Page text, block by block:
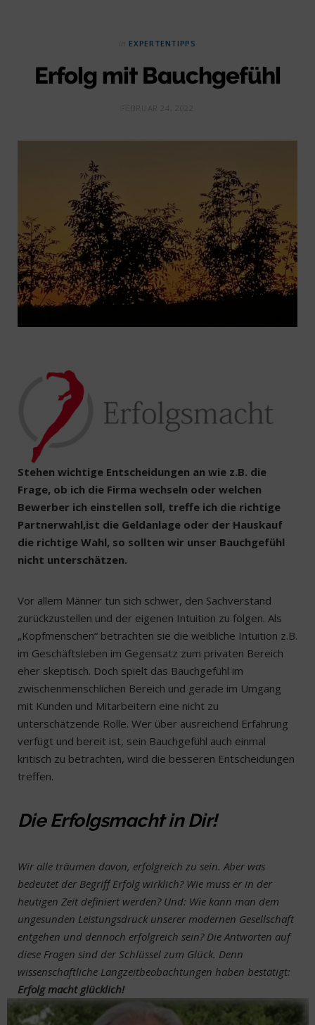
EXPERTENTIPPS
Erfolg mit Bauchgefühl
Stehen wichtige Entscheidungen an wie z.B. die
Frage, ob ich die Firma wechseln oder welchen
Bewerber ich einstellen soll, treffe ich die richtige
Partnerwahl,ist die Geldanlage oder der Hauskauf
die richtige Wahl, so sollten wir unser Bauchgefühl
nicht unterschätzen.
Vor allem Männer tun sich schwer, den Sachverstand
zurückzustellen und der eigenen Intuition zu folgen. Als
„Kopfmenschen“ betrachten sie die weibliche Intuition z.B.
im Geschäftsleben im Gegensatz zum privaten Bereich
eher skeptisch. Doch spielt das Bauchgefühl im
zwischenmenschlichen Bereich und gerade im Umgang
mit Kunden und Mitarbeitern eine nicht zu
unterschätzende Rolle. Wer über ausreichend Erfahrung
verfügt und bereit ist, sein Bauchgefühl auch einmal
kritisch zu betrachten, wird die besseren Entscheidungen
treffen.
Die Erfolgsmacht in Dir!
Wir alle träumen davon, erfolgreich zu sein. Aber was
bedeutet der Begriff Erfolg wirklich? Wie muss er in der
heutigen Zeit definiert werden? Und: Wie kann man dem
ungesunden Leistungsdruck unserer modernen Gesellschaft
entgehen und dennoch erfolgreich sein? Die Antworten auf
diese Fragen sind der Schlüssel zum Glück. Denn
wissenschaftliche Langzeitbeobachtungen haben bestätigt:
Erfolg macht glücklich!